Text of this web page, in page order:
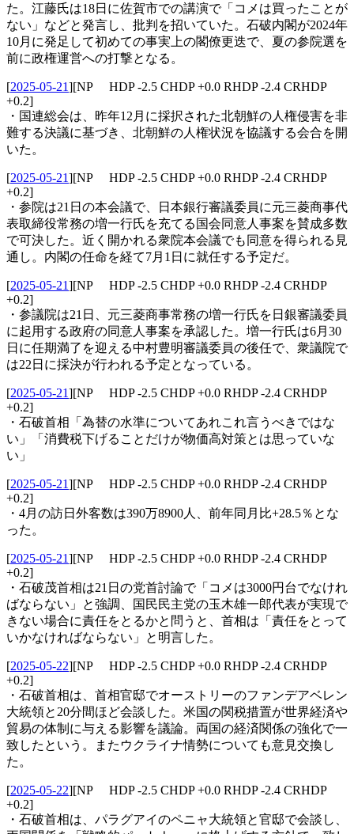
た。江藤氏は18日に佐賀市での講演で「コメは買ったことが
ない」などと発言し、批判を招いていた。石破内閣が2024年
10月に発足して初めての事実上の閣僚更迭で、夏の参院選を
前に政権運営への打撃となる。
[2025-05-21][NP HDP -2.5 CHDP +0.0 RHDP -2.4 CRHDP
+0.2]
・国連総会は、昨年12月に採択された北朝鮮の人権侵害を非
難する決議に基づき、北朝鮮の人権状況を協議する会合を開
いた。
[2025-05-21][NP HDP -2.5 CHDP +0.0 RHDP -2.4 CRHDP
+0.2]
・参院は21日の本会議で、日本銀行審議委員に元三菱商事代
表取締役常務の増一行氏を充てる国会同意人事案を賛成多数
で可決した。近く開かれる衆院本会議でも同意を得られる見
通し。内閣の任命を経て7月1日に就任する予定だ。
[2025-05-21][NP HDP -2.5 CHDP +0.0 RHDP -2.4 CRHDP
+0.2]
・参議院は21日、元三菱商事常務の増一行氏を日銀審議委員
に起用する政府の同意人事案を承認した。増一行氏は6月30
日に任期満了を迎える中村豊明審議委員の後任で、衆議院で
は22日に採決が行われる予定となっている。
[2025-05-21][NP HDP -2.5 CHDP +0.0 RHDP -2.4 CRHDP
+0.2]
・石破首相「為替の水準についてあれこれ言うべきではな
い」「消費税下げることだけが物価高対策とは思っていな
い」
[2025-05-21][NP HDP -2.5 CHDP +0.0 RHDP -2.4 CRHDP
+0.2]
・4月の訪日外客数は390万8900人、前年同月比+28.5％とな
った。
[2025-05-21][NP HDP -2.5 CHDP +0.0 RHDP -2.4 CRHDP
+0.2]
・石破茂首相は21日の党首討論で「コメは3000円台でなけれ
ばならない」と強調、国民民主党の玉木雄一郎代表が実現で
きない場合に責任をとるかと問うと、首相は「責任をとって
いかなければならない」と明言した。
[2025-05-22][NP HDP -2.5 CHDP +0.0 RHDP -2.4 CRHDP
+0.2]
・石破首相は、首相官邸でオーストリーのファンデアベレン
大統領と20分間ほど会談した。米国の関税措置が世界経済や
貿易の体制に与える影響を議論。両国の経済関係の強化で一
致したという。またウクライナ情勢についても意見交換し
た。
[2025-05-22][NP HDP -2.5 CHDP +0.0 RHDP -2.4 CRHDP
+0.2]
・石破首相は、パラグアイのペニャ大統領と官邸で会談し、